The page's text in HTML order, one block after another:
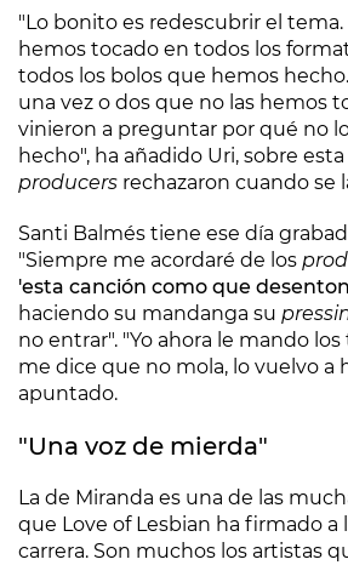
"Lo bonito es redescubrir el
hemos tocado en todos los
todos los bolos que hemos
una vez o dos que no las hemos
vinieron a preguntar por qué no
hecho", ha añadido Uri, sobre
producers rechazaron cuando se
Santi Balmés tiene ese día
"Siempre me acordaré de los
'esta canción como que
haciendo su mandanga su
no entrar". "Yo ahora le mando
me dice que no mola, lo vuelvo a
apuntado.
"Una voz de mierda"
La de Miranda es una de las
que Love of Lesbian ha firmado a
carrera. Son muchos los artistas